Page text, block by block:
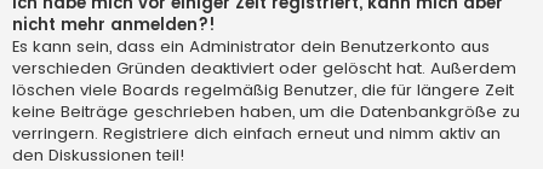
nicht mehr anmelden?!
Es kann sein, dass ein Administrator dein Benutzerkonto aus
verschieden Gründen deaktiviert oder gelöscht hat. Außerdem
löschen viele Boards regelmäßig Benutzer, die für längere Zeit
keine Beiträge geschrieben haben, um die Datenbankgröße zu
verringern. Registriere dich einfach erneut und nimm aktiv an
den Diskussionen teil!